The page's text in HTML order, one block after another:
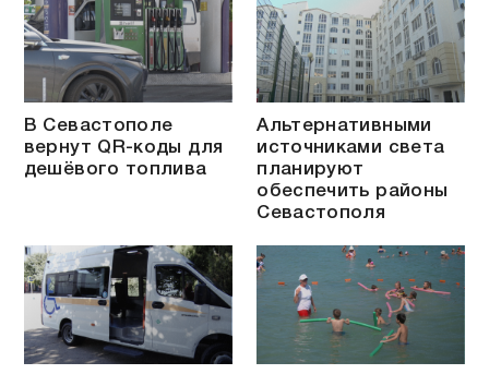
В Севастополе
вернут QR-коды для
дешёвого топлива
Альтернативными
источниками света
планируют
обеспечить районы
Севастополя